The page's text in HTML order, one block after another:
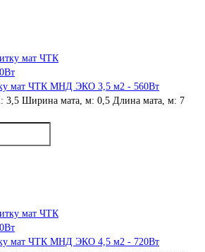
мат ЧТК МНД ЭКО 3,5 м2 - 560Вт
3,5 Ширина мата, м: 0,5 Длина мата, м: 7
мат ЧТК МНД ЭКО 4,5 м2 - 720Вт